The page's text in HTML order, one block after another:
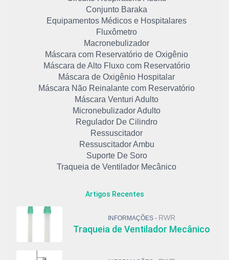
Conjunto Baraka
Equipamentos Médicos e Hospitalares
Fluxômetro
Macronebulizador
Máscara com Reservatório de Oxigênio
Máscara de Alto Fluxo com Reservatório
Máscara de Oxigênio Hospitalar
Máscara Não Reinalante com Reservatório
Máscara Venturi Adulto
Micronebulizador Adulto
Regulador De Cilindro
Ressuscitador
Ressuscitador Ambu
Suporte De Soro
Traqueia de Ventilador Mecânico
Artigos Recentes
INFORMAÇÕES - RWR
Traqueia de Ventilador Mecânico